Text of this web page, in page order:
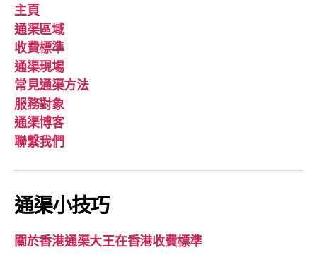
主頁
通渠區域
收費標準
通渠現場
常見通渠方法
服務對象
通渠博客
聯繫我們
通渠小技巧
關於香港通渠大王在香港收費標準